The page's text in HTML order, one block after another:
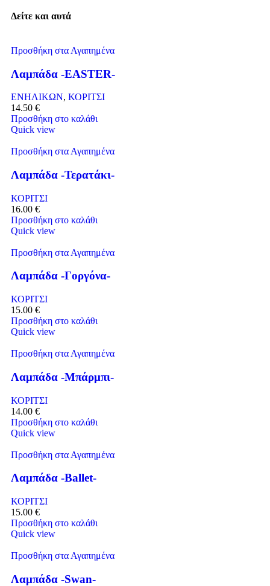
Δείτε και αυτά
Προσθήκη στα Αγαπημένα
Λαμπάδα -EASTER-
ΕΝΗΛΙΚΩΝ, ΚΟΡΙΤΣΙ
14.50 €
Προσθήκη στο καλάθι
Quick view
Προσθήκη στα Αγαπημένα
Λαμπάδα -Τερατάκι-
ΚΟΡΙΤΣΙ
16.00 €
Προσθήκη στο καλάθι
Quick view
Προσθήκη στα Αγαπημένα
Λαμπάδα -Γοργόνα-
ΚΟΡΙΤΣΙ
15.00 €
Προσθήκη στο καλάθι
Quick view
Προσθήκη στα Αγαπημένα
Λαμπάδα -Μπάρμπι-
ΚΟΡΙΤΣΙ
14.00 €
Προσθήκη στο καλάθι
Quick view
Προσθήκη στα Αγαπημένα
Λαμπάδα -Ballet-
ΚΟΡΙΤΣΙ
15.00 €
Προσθήκη στο καλάθι
Quick view
Προσθήκη στα Αγαπημένα
Λαμπάδα -Swan-